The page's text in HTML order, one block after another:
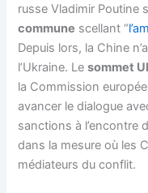
russe Vladimir Poutine
commune scellant “
Depuis lors, la Chine
l’Ukraine. Lesommet
la Commission
avancer le dialogue
sanctions à l’encontre
dans la mesure où les
médiateurs du conflit.